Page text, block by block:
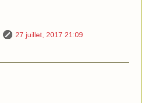
27 juillet, 2017 21:09